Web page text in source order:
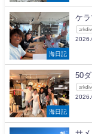
海日記
ケラ
海日記
50